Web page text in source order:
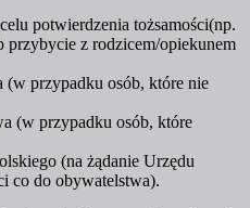
potwierdzenia tożsamości(np.
przybycie z rodzicem/opiekunem
(w przypadku osób, które nie
(w przypadku osób, które
(na żądanie Urzędu
co do obywatelstwa).